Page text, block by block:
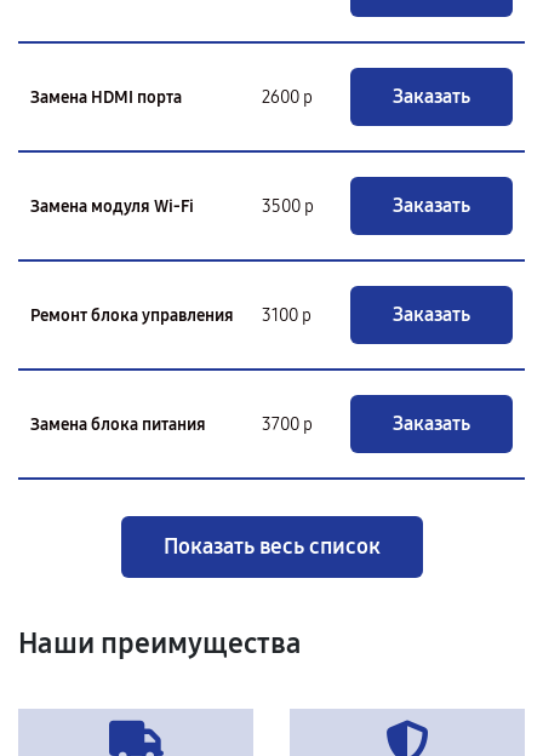
Замена HDMI порта 2600 р Заказать
Замена модуля Wi-Fi 3500 р Заказать
Ремонт блока управления 3100 р Заказать
Замена блока питания 3700 р Заказать
Показать весь список
Наши преимущества